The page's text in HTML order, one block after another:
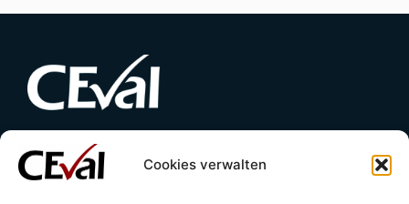
Cookies verwalten
Kontakt